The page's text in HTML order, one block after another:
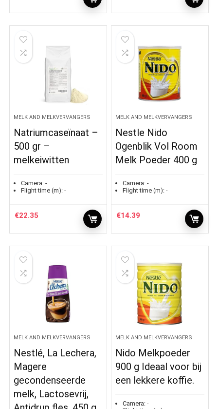
MELK AND MELKVERVANGERS
Natriumcaseïnaat –
500 gr –
melkeiwitten
Camera: -
Flight time (m): -
€22.35
MELK AND MELKVERVANGERS
Nestle Nido
Ogenblik Vol Room
Melk Poeder 400 g
Camera: -
Flight time (m): -
€14.39
MELK AND MELKVERVANGERS
Nestlé, La Lechera,
Magere
gecondenseerde
melk, Lactosevrij,
MELK AND MELKVERVANGERS
Nido Melkpoeder
900 g Ideaal voor bij
een lekkere koffie.
Camera: -